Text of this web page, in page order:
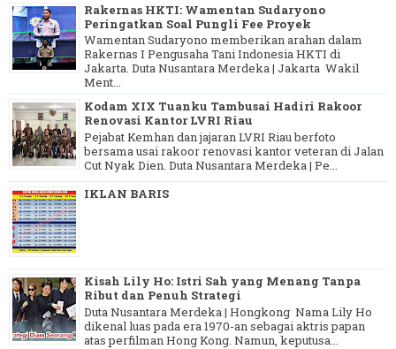
Rakernas HKTI: Wamentan Sudaryono
Peringatkan Soal Pungli Fee Proyek
Wamentan Sudaryono memberikan arahan dalam
Rakernas I Pengusaha Tani Indonesia HKTI di
Jakarta. Duta Nusantara Merdeka | Jakarta Wakil
Ment...
Kodam XIX Tuanku Tambusai Hadiri Rakoor
Renovasi Kantor LVRI Riau
Pejabat Kemhan dan jajaran LVRI Riau berfoto
bersama usai rakoor renovasi kantor veteran di Jalan
Cut Nyak Dien. Duta Nusantara Merdeka | Pe...
IKLAN BARIS
Kisah Lily Ho: Istri Sah yang Menang Tanpa
Ribut dan Penuh Strategi
Duta Nusantara Merdeka | Hongkong Nama Lily Ho
dikenal luas pada era 1970-an sebagai aktris papan
atas perfilman Hong Kong. Namun, keputusa...